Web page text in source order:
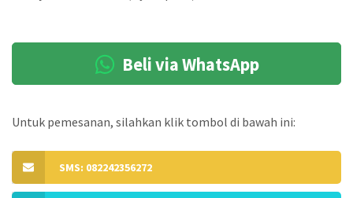
Beli via WhatsApp
Untuk pemesanan, silahkan klik tombol di bawah ini:
SMS: 082242356272